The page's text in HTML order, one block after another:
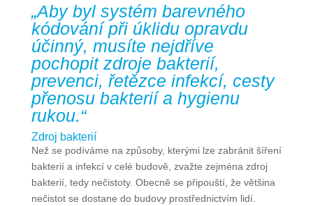
„Aby byl systém barevného
kódování při úklidu opravdu
účinný, musíte nejdříve
pochopit zdroje bakterií,
prevenci, řetězce infekcí, cesty
přenosu bakterií a hygienu
rukou.“
Zdroj bakterií
Než se podíváme na způsoby, kterými lze zabránit šíření
bakterií a infekcí v celé budově, zvažte zejména zdroj
bakterií, tedy nečistoty. Obecně se připouští, že většina
nečistot se dostane do budovy prostřednictvím lidí.